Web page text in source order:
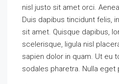
nisl justo sit amet orci.
Duis dapibus tincidunt felis,
sit amet. Quisque dapibus,
scelerisque, ligula nisl
sapien dolor in quam. Ut eu
sodales pharetra. Nulla eget